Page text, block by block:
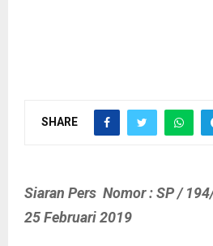
SHARE
Siaran Pers Nomor : SP /
25 Februari 2019